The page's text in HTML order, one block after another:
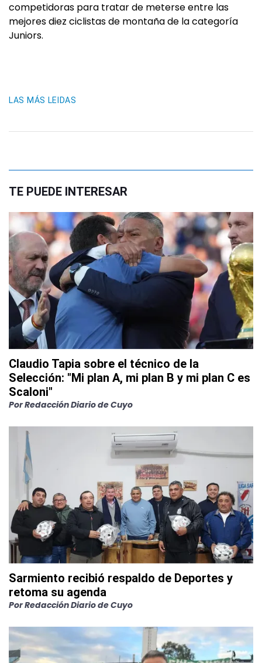
competidoras para tratar de meterse entre las
mejores diez ciclistas de montaña de la categoría
Juniors.
LAS MÁS LEIDAS
TE PUEDE INTERESAR
Claudio Tapia sobre el técnico de la
Selección: "Mi plan A, mi plan B y mi plan C es
Scaloni"
PorRedacción Diario de Cuyo
Sarmiento recibió respaldo de Deportes y
retoma su agenda
PorRedacción Diario de Cuyo